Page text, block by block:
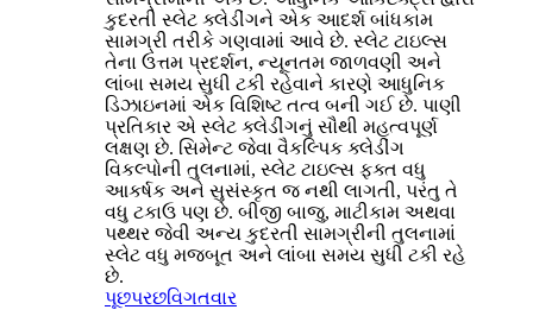
કુદરતી સ્લેટ ક્લેડીંગને એક આદર્શ બાંધકામ
સામગ્રી તરીકે ગણવામાં આવે છે. સ્લેટ ટાઇલ્સ
તેના ઉત્તમ પ્રદર્શન, ન્યૂનતમ જાળવણી અને
લાંબા સમય સુધી ટકી રહેવાને કારણે આધુનિક
ડિઝાઇનમાં એક વિશિષ્ટ તત્વ બની ગઈ છે. પાણી
પ્રતિકાર એ સ્લેટ ક્લેડીંગનું સૌથી મહત્વપૂર્ણ
લક્ષણ છે. સિમેન્ટ જેવા વૈકલ્પિક ક્લેડીંગ
વિકલ્પોની તુલનામાં, સ્લેટ ટાઇલ્સ ફક્ત વધુ
આકર્ષક અને સુસંસ્કૃત જ નથી લાગતી, પરંતુ તે
વધુ ટકાઉ પણ છે. બીજી બાજુ, માટીકામ અથવા
પથ્થર જેવી અન્ય કુદરતી સામગ્રીની તુલનામાં
સ્લેટ વધુ મજબૂત અને લાંબા સમય સુધી ટકી રહે
છે.
પૂછપરછવિગતવાર